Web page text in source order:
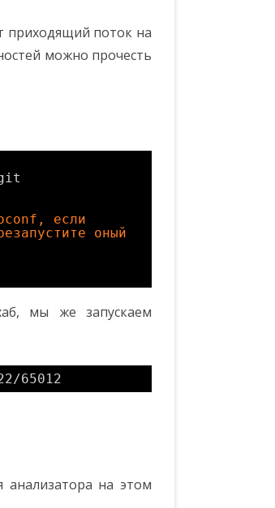
приходящий поток на
можно прочесть
если
оный
мы же запускаем
/65012
анализатора на этом